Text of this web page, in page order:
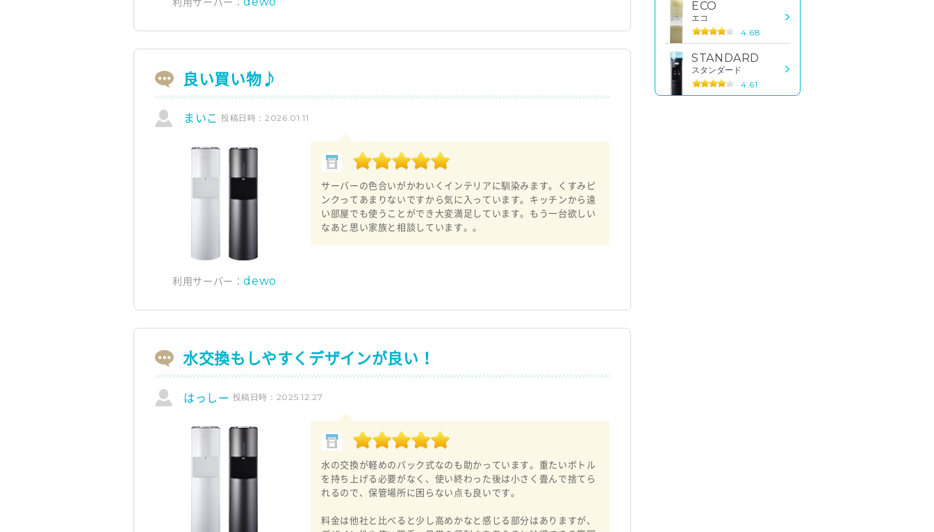
利用サーバー：
良い買い物♪
まいこ 投稿日時：2026.01.11
利用サーバー：dewo
サーバーの色合いがかわいくインテリアに馴染みます。くすみピ
ンクってあまりないですから気に入っています。キッチンから遠
い部屋でも使うことができ大変満足しています。もう一台欲しい
なあと思い家族と相談しています。。
水交換もしやすくデザインが良い！
はっしー 投稿日時：2025.12.27
水の交換が軽めのパック式なのも助かっています。重たいボトル
を持ち上げる必要がなく、使い終わった後は小さく畳んで捨てら
れるので、保管場所に困らない点も良いです。
料金は他社と比べると少し高めかなと感じる部分はありますが、
ECO
エコ
4.68
STANDARD
スタンダード
4.61